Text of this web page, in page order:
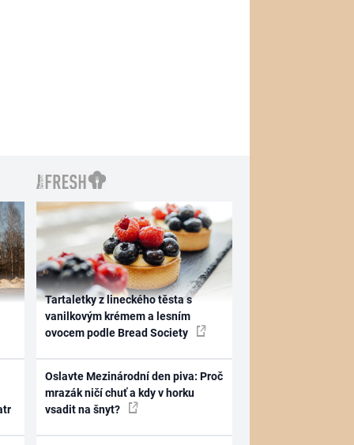
Tartaletky z lineckého těsta s
vanilkovým krémem a lesním
ovocem podle Bread Society
Oslavte Mezinárodní den piva: Proč
mrazák ničí chuť a kdy v horku
vsadit na šnyt?